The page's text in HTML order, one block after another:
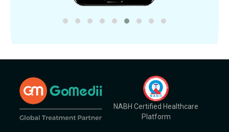
NABH Certified Healthcare
Platform